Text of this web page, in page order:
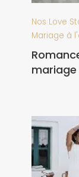
Nos Love
Mariage à
mariage